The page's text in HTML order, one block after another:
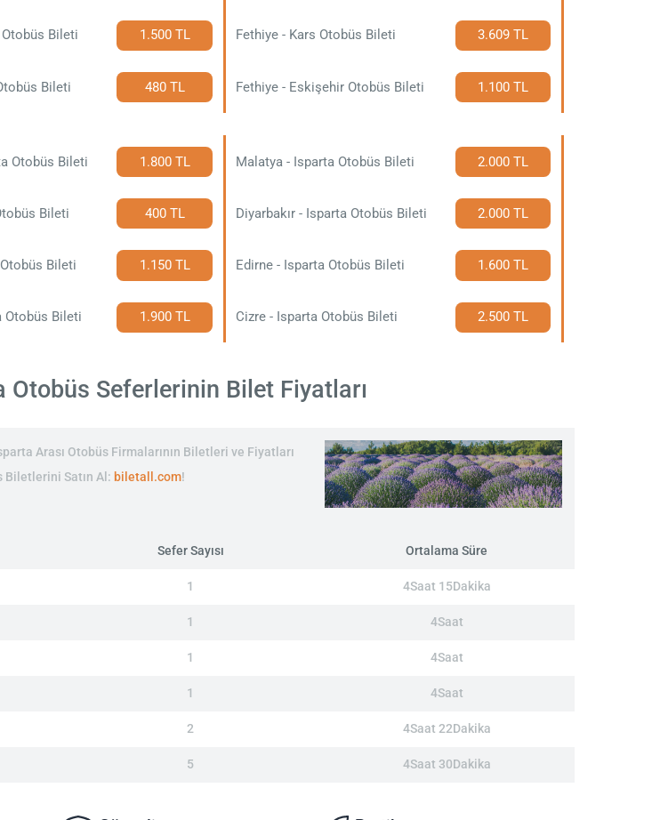
Bileti 1.500 TL Fethiye - Kars Otobüs Bileti 3.609 TL
Bileti 480 TL Fethiye - Eskişehir Otobüs Bileti 1.100 TL
Otobüs Bileti 1.800 TL Malatya - Isparta Otobüs Bileti 2.000 TL
Bileti 400 TL Diyarbakır - Isparta Otobüs Bileti 2.000 TL
Bileti 1.150 TL Edirne - Isparta Otobüs Bileti 1.600 TL
Otobüs Bileti 1.900 TL Cizre - Isparta Otobüs Bileti 2.500 TL
Otobüs Seferlerinin Bilet Fiyatları
Arası Otobüs Firmalarının Biletleri ve Fiyatları
Biletlerini Satın Al: biletall.com!
Sefer Sayısı Ortalama Süre
1 4Saat 15Dakika
1 4Saat
1 4Saat
1 4Saat
2 4Saat 22Dakika
5 4Saat 30Dakika